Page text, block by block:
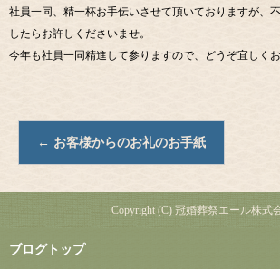
社員一同、精一杯お手伝いさせて頂いておりますが、
したらお許しくださいませ。
今年も社員一同精進して参りますので、どうぞ宜しくお
← お客様からのお礼のお手紙
Copyright (C) 冠婚葬祭エール株式
ブログトップ